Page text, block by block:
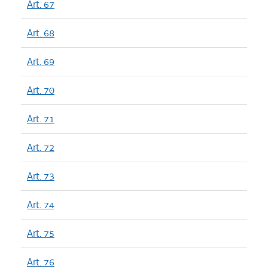
Art. 67
Art. 68
Art. 69
Art. 70
Art. 71
Art. 72
Art. 73
Art. 74
Art. 75
Art. 76